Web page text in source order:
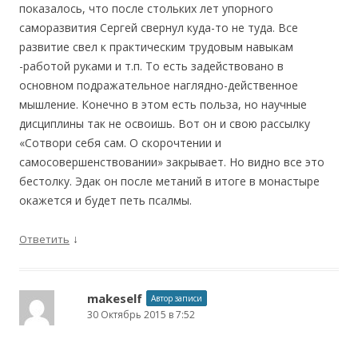
показалось, что после стольких лет упорного
саморазвития Сергей свернул куда-то не туда. Все
развитие свел к практическим трудовым навыкам
-работой руками и т.п. То есть задействовано в
основном подражательное наглядно-действенное
мышление. Конечно в этом есть польза, но научные
дисциплины так не освоишь. Вот он и свою рассылку
«Сотвори себя сам. О скорочтении и
самосовершенствовании» закрывает. Но видно все это
бестолку. Эдак он после метаний в итоге в монастыре
окажется и будет петь псалмы.
Ответить ↓
makeself Автор записи
30 Октябрь 2015 в 7:52